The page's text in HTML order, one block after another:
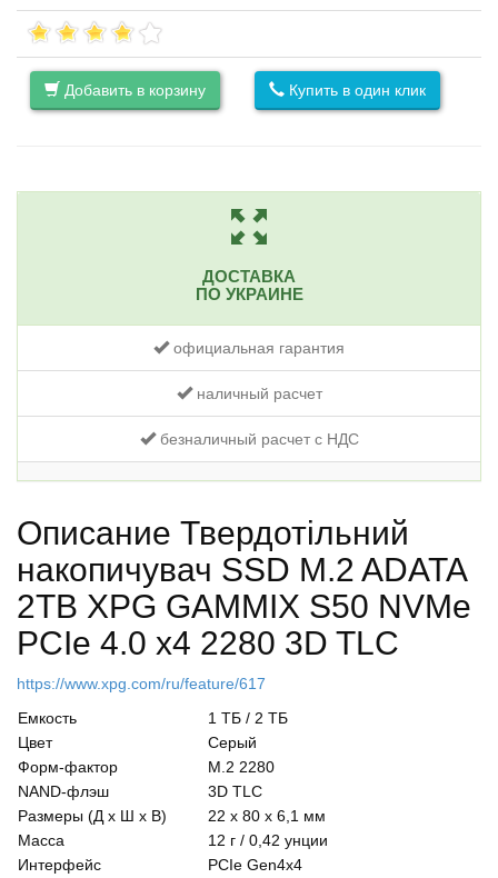
Добавить в корзину Купить в один клик
ДОСТАВКА
ПО УКРАИНЕ
официальная гарантия
наличный расчет
безналичный расчет с НДС
Описание Твердотільний
накопичувач SSD M.2 ADATA
2TB XPG GAMMIX S50 NVMe
PCIe 4.0 x4 2280 3D TLC
https://www.xpg.com/ru/feature/617
Емкость
1 ТБ / 2 ТБ
Цвет
Серый
Форм-фактор
M.2 2280
NAND-флэш
3D TLC
Размеры (Д x Ш x В)
22 x 80 x 6,1 мм
Масса
12 г / 0,42 унции
Интерфейс
PCIe Gen4x4